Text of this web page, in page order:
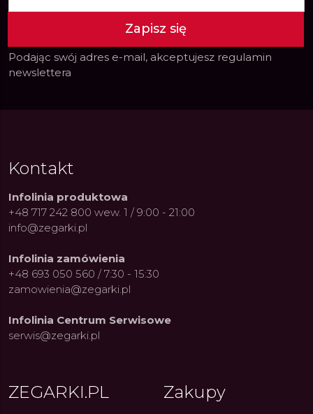
i Dostępny Luksus z
kolarskich pasji do ikonicznych
kolekcji zegarków
Zapisz się
Podając swój adres e-mail, akceptujesz regulamin
newslettera
Kontakt
Infolinia produktowa
+48 717 242 800 wew. 1 / 9:00 - 21:00
info@zegarki.pl
Infolinia zamówienia
+48 693 050 560 / 7:30 - 15:30
zamowienia@zegarki.pl
Infolinia Centrum Serwisowe
serwis@zegarki.pl
ZEGARKI.PL Zakupy